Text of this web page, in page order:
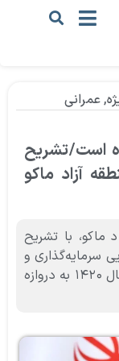
,عمرانی
است/تشریح
منطقه آزاد ماکو
ماکو، با تشریح
طلایی سرمایه‌گذاری و
نقشه راهی سخن گفت که منطقه را تا سال ۱۴۲۰ به دروازه